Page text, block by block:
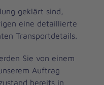
geklärt sind,
eine detaillierte
Transportdetails.
Sie von einem
Auftrag
bereits in